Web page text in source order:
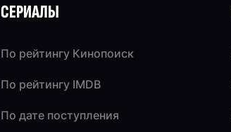
СЕРИАЛЫ
По рейтингу Кинопоиск
По рейтингу IMDB
По дате поступления